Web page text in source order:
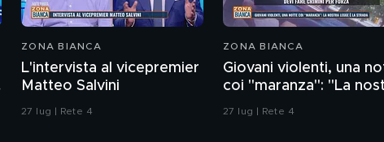
notti
ZONA BIANCA
L'intervista al vicepremier
Matteo Salvini
27 lug | Rete 4
ZONA BIANCA
Giovani violenti, una
coi "maranza": "La
legge è la strada"
27 lug | Rete 4